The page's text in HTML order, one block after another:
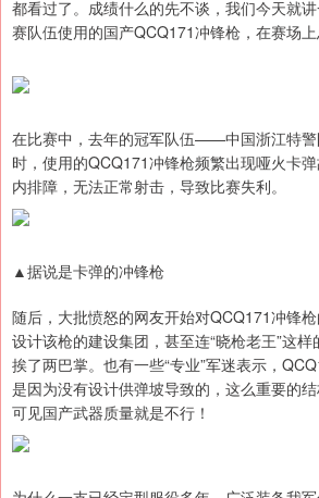
都看过了。成绩什么的先不谈，我们今天就
赛队伍使用的国产QCQ171冲锋枪，在赛场
在比赛中，去年的冠军队伍——中国浙江特
时，使用的QCQ171冲锋枪频繁出现哑火卡
内排障，无法正常射击，导致比赛失利。
▲据说是卡弹的冲锋枪
随后，大批愤怒的网友开始对QCQ171冲锋
设计该枪的建设集团，甚至连“晓枪老王”这
挨了两巴掌。也有一些“专业”军迷表示，
是因为没有设计供弹坡导致的，这么重要的
可见国产武器质量就是不行！